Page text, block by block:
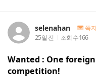
selenahan
쪽지
25일 전
조회 수166
Wanted : One
competition!